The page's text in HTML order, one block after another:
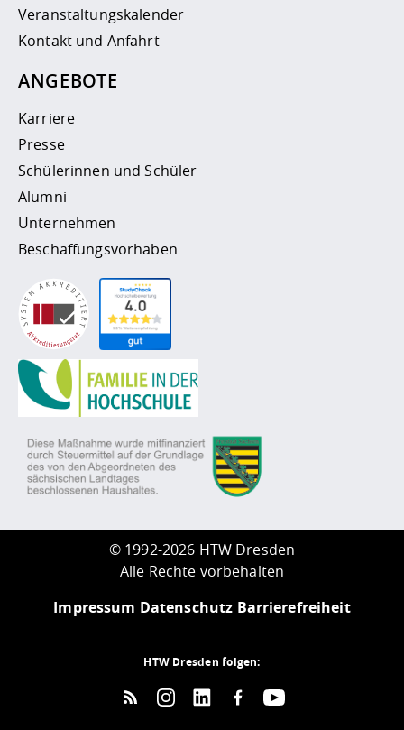
Veranstaltungskalender
Kontakt und Anfahrt
ANGEBOTE
Karriere
Presse
Schülerinnen und Schüler
Alumni
Unternehmen
Beschaffungsvorhaben
© 1992-2026 HTW Dresden
Alle Rechte vorbehalten
Impressum Datenschutz Barrierefreiheit
HTW Dresden folgen: